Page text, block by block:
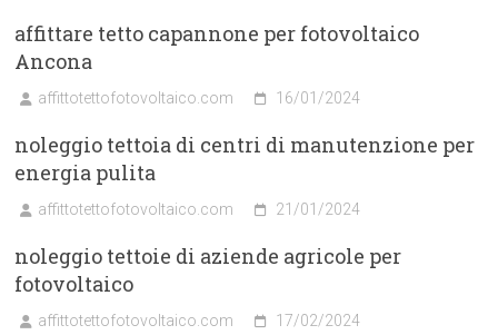
affittare tetto capannone per fotovoltaico
Ancona
affittotettofotovoltaico.com 16/01/2024
noleggio tettoia di centri di manutenzione per
energia pulita
affittotettofotovoltaico.com 21/01/2024
noleggio tettoie di aziende agricole per
fotovoltaico
affittotettofotovoltaico.com 17/02/2024